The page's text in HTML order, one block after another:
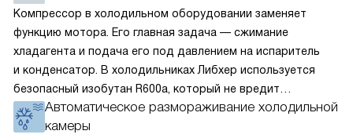
Компрессор в холодильном оборудовании заменяет
функцию мотора. Его главная задача — сжимание
хладагента и подача его под давлением на испаритель
и конденсатор. В холодильниках Либхер используется
безопасный изобутан R600a, который не вредит
окружающей среде. Компрессор перегоняет его
по охладительному контуру по принципу насоса. Чем
Автоматическое размораживание холодильной
камеры